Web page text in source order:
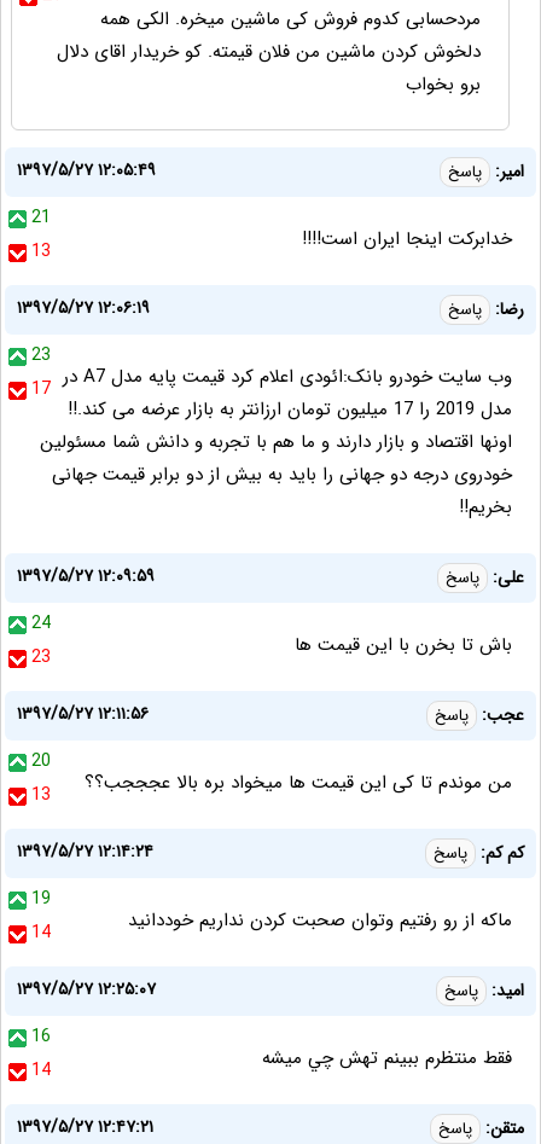
مردحسابی کدوم فروش کی ماشین میخره. الکی همه
دلخوش کردن ماشین من فلان قیمته. کو خریدار اقای دلال
برو بخواب
امیر: پاسخ
۱۳۹۷/۵/۲۷ ۱۲:۰۵:۴۹
21
13
خدابرکت اینجا ایران است!!!!
رضا: پاسخ
۱۳۹۷/۵/۲۷ ۱۲:۰۶:۱۹
23
17 وب سایت خودرو بانک:ائودی اعلام کرد قیمت پایه مدل A7 در
مدل 2019 را 17 میلیون تومان ارزانتر به بازار عرضه می کند.!!
اونها اقتصاد و بازار دارند و ما هم با تجربه و دانش شما مسئولین
خودروی درجه دو جهانی را باید به بیش از دو برابر قیمت جهانی
بخریم!!
علی: پاسخ
۱۳۹۷/۵/۲۷ ۱۲:۰۹:۵۹
24
23
باش تا بخرن با این قیمت ها
عجب: پاسخ
۱۳۹۷/۵/۲۷ ۱۲:۱۱:۵۶
20
13
من موندم تا کی این قیمت ها میخواد بره بالا عجججب؟؟
کم کم: پاسخ
۱۳۹۷/۵/۲۷ ۱۲:۱۴:۲۴
19
14
ماکه از رو رفتیم وتوان صحبت کردن نداریم خوددانید
اميد: پاسخ
۱۳۹۷/۵/۲۷ ۱۲:۲۵:۰۷
16
14
فقط منتظرم ببينم تهش چي ميشه
متقن: پاسخ
۱۳۹۷/۵/۲۷ ۱۲:۴۷:۲۱